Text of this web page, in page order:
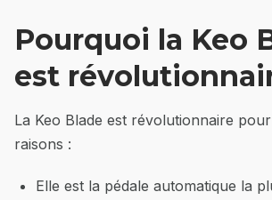
Pourquoi la Keo
est
La Keo Blade est révolutionnaire
raisons :
Elle est la pédale automatique la